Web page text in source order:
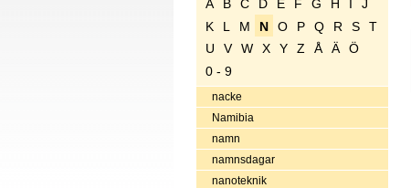
A B C D E F G H I
J
K
L M N O P Q R S
T
U
V W X Y Z Å Ä
Ö
0 - 9
nacke
Namibia
namn
namnsdagar
nanoteknik